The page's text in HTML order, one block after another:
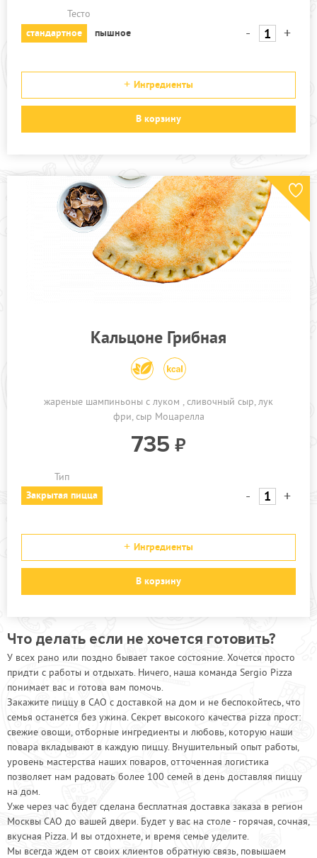
Тесто
стандартное
пышное - +
Ингредиенты
В корзину
Кальцоне Грибная
жареные шампиньоны с луком сливочный сыр лук
фри сыр Моцарелла
735
Тип
Закрытая пицца
- +
Ингредиенты
В корзину
Что делать если не хочется готовить?
У всех рано или поздно бывает такое состояние. Хочется просто
придти с работы и отдыхать. Ничего, наша команда Sergio Pizza
понимает вас и готова вам помочь.
Закажите пиццу в САО с доставкой на дом и не беспокойтесь, что
семья останется без ужина. Секрет высокого качества pizza прост:
свежие овощи, отборные ингредиенты и любовь, которую наши
повара вкладывают в каждую пиццу. Внушительный опыт работы,
уровень мастерства наших поваров, отточенная логистика
позволяет нам радовать более 100 семей в день доставляя пиццу
на дом.
Уже через час будет сделана бесплатная доставка заказа в регион
Москвы САО до вашей двери. Будет у вас на столе - горячая, сочная,
вкусная Pizza. И вы отдохнете, и время семье уделите.
Мы всегда ждем от своих клиентов обратную связь, повышаем